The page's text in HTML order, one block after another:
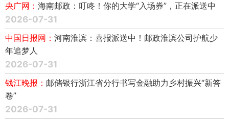
央广网： 海南邮政：叮咚！你的大学“入场券”，正在派送中
2026-07-31
中国日报网： 河南淮滨：喜报派送中！邮政淮滨公司护航少
年追梦人
2026-07-31
钱江晚报： 邮储银行浙江省分行书写金融助力乡村振兴“新答
卷”
2026-07-31